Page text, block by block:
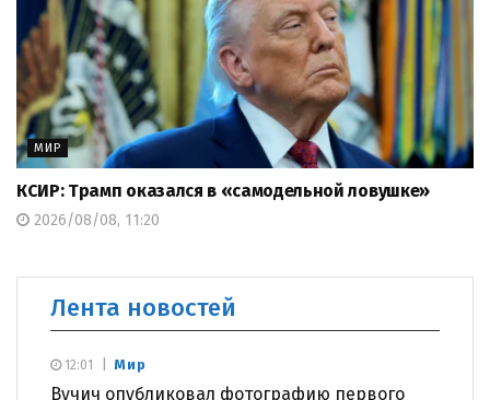
МИР
КСИР: Трамп оказался в «самодельной ловушке»
2026/08/08, 11:20
Лента новостей
Мир
Вучич опубликовал фотографию первого
12:01